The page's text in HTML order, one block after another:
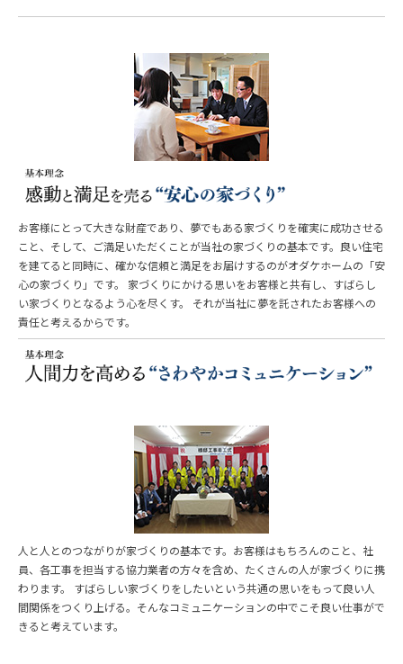
お客様にとって大きな財産であり、夢でもある家づくりを確実に成功させる
こと、そして、ご満足いただくことが当社の家づくりの基本です。良い住宅
を建てると同時に、確かな信頼と満足をお届けするのがオダケホームの「安
心の家づくり」です。 家づくりにかける思いをお客様と共有し、すばらし
い家づくりとなるよう心を尽くす。 それが当社に夢を託されたお客様への
責任と考えるからです。
人と人とのつながりが家づくりの基本です。お客様はもちろんのこと、社
員、各工事を担当する協力業者の方々を含め、たくさんの人が家づくりに携
わります。 すばらしい家づくりをしたいという共通の思いをもって良い人
間関係をつくり上げる。そんなコミュニケーションの中でこそ良い仕事がで
きると考えています。